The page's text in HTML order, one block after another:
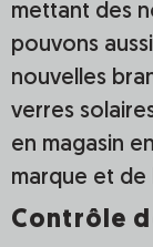
mettant des
pouvons
nouvelles
verres
en magasin
marque et de
Contrôle